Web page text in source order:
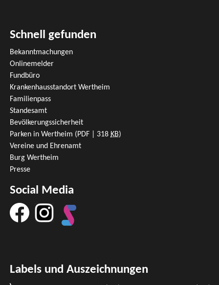
Schnell gefunden
Bekanntmachungen
Onlinemelder
Fundbüro
Krankenhausstandort Wertheim
Familienpass
Standesamt
Bevölkerungssicherheit
Parken in Wertheim (PDF | 318 KB)
Vereine und Ehrenamt
Burg Wertheim
Presse
Social Media
Labels und Auszeichnungen